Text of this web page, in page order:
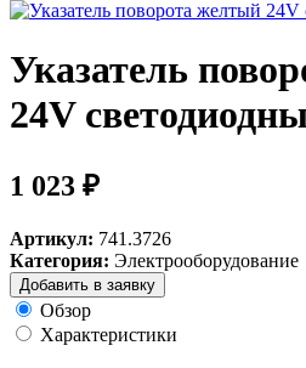
Указатель
24V
1 023 ₽
Артикул: 741.3726
Категория: Электрооборудование
Добавить в заявку
Обзор
Характеристики